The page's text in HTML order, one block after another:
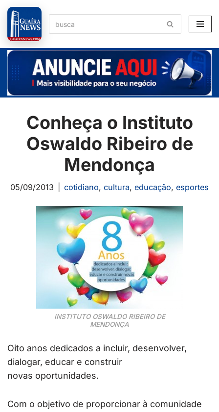
Pular
para
o
conteúdo
Conheça o Instituto
Oswaldo Ribeiro de
Mendonça
05/09/2013 cotidiano, cultura, educação, esportes
INSTITUTO OSWALDO RIBEIRO DE
MENDONÇA
Oito anos dedicados a incluir, desenvolver,
dialogar, educar e construir
novas oportunidades.
Com o objetivo de proporcionar à comunidade